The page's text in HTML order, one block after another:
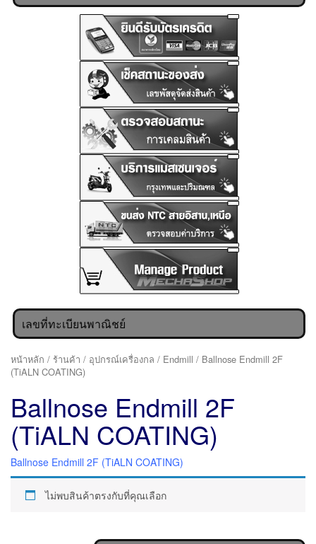
เลขที่ทะเบียนพาณิชย์
หน้าหลัก / ร้านค้า / อุปกรณ์เครื่องกล / Endmill / Ballnose Endmill 2F
(TiALN COATING)
Ballnose Endmill 2F
(TiALN COATING)
Ballnose Endmill 2F (TiALN COATING)
ไม่พบสินค้าตรงกับที่คุณเลือก